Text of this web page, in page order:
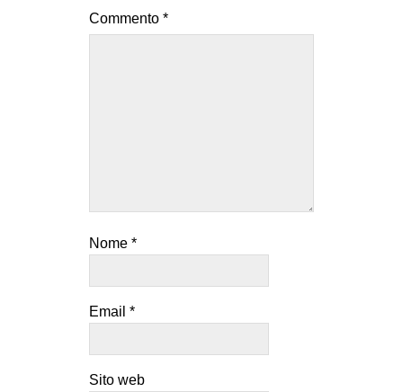
Commento *
Nome *
Email *
Sito web